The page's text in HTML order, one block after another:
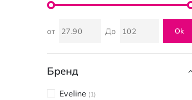
от До Ok
Бренд
Eveline 1